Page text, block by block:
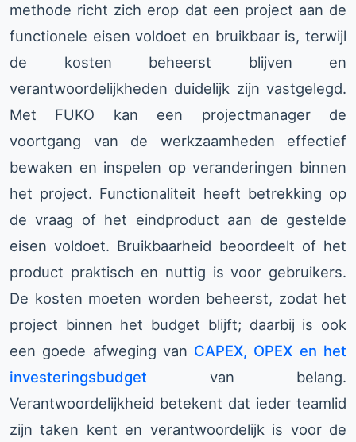
methode richt zich erop dat een project aan de
functionele eisen voldoet en bruikbaar is, terwijl
de kosten beheerst blijven en
verantwoordelijkheden duidelijk zijn vastgelegd.
Met FUKO kan een projectmanager de
voortgang van de werkzaamheden effectief
bewaken en inspelen op veranderingen binnen
het project. Functionaliteit heeft betrekking op
de vraag of het eindproduct aan de gestelde
eisen voldoet. Bruikbaarheid beoordeelt of het
product praktisch en nuttig is voor gebruikers.
De kosten moeten worden beheerst, zodat het
project binnen het budget blijft; daarbij is ook
een goede afweging van CAPEX, OPEX en het
investeringsbudget van belang.
Verantwoordelijkheid betekent dat ieder teamlid
zijn taken kent en verantwoordelijk is voor de